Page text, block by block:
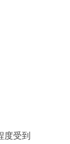
度受到